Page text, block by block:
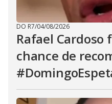
DO R7/04/08/2026
Rafael Cardoso
chance de